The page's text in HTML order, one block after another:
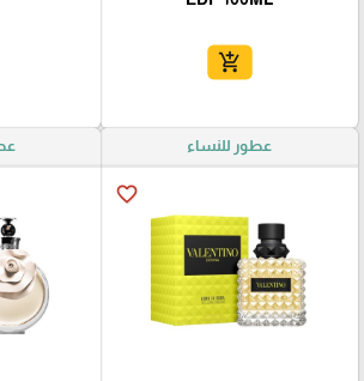
add_shopping_cart
عطور للنساء
favorite_border